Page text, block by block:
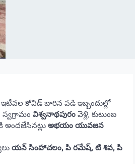
ఇటీవల కోవిడ్ బారిన పడి ఇబ్బందుల్లో
విశ్వనాథపురం వెళ్లి, కుటుంబ
అందజేసినట్లు అభయం యువజన
యన్ సింహాచలం, పి రమేష్, టి శివ, పి